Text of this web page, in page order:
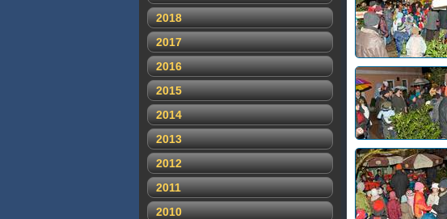
2018
2017
2016
2015
2014
2013
2012
2011
2010